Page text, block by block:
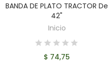
AÑADIR AL CARRITO
BANDA DE PLATO TRACTOR De
42"
Inicio
$ 74,75